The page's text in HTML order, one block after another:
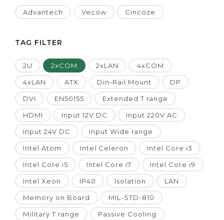
Advantech Vecow Cincoze
TAG FILTER
2U 2xCOM 2xLAN 4xCOM
4xLAN ATX Din-Rail Mount DP
DVI EN50155 Extended T range
HDMI Input 12V DC Input 220V AC
Input 24V DC Input Wide range
Intel Atom Intel Celeron Intel Core i3
Intel Core i5 Intel Core i7 Intel Core i9
Intel Xeon IP40 Isolation LAN
Memory on Board MIL-STD-810
Military T range Passive Cooling